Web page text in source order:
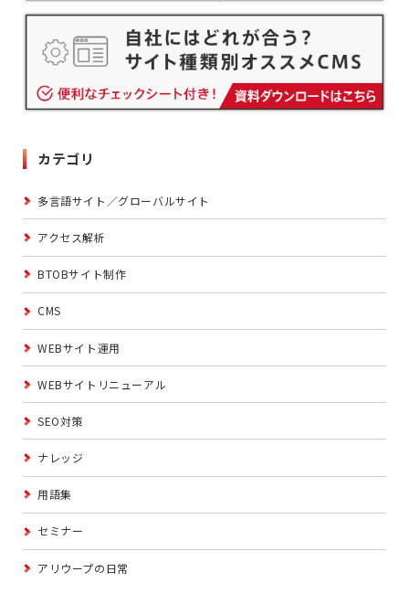
カテゴリ
多言語サイト／グローバルサイト
アクセス解析
BTOBサイト制作
CMS
WEBサイト運用
WEBサイトリニューアル
SEO対策
ナレッジ
用語集
セミナー
アリウープの日常